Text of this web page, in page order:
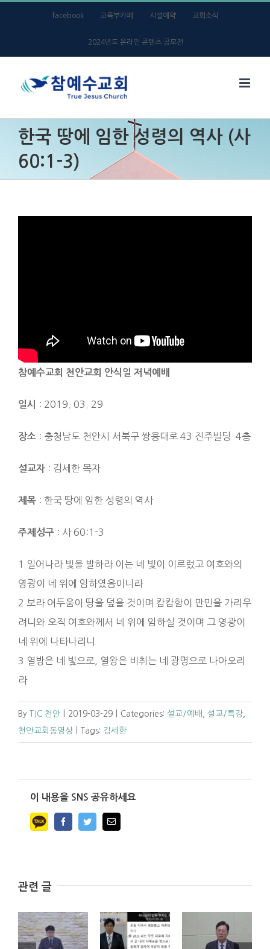
facebook 교육부카페 시설예약 교회소식
2024년도 온라인 콘텐츠 공모전
한국 땅에 임한 성령의 역사 (사
60:1-3)
참예수교회 천안교회 안식일 저녁예배
일시 : 2019. 03. 29
장소 : 충청남도 천안시 서북구 쌍용대로 43 진주빌딩 4층
설교자 : 김세한 목자
제목 : 한국 땅에 임한 성령의 역사
주제성구 : 사 60:1-3
1 일어나라 빛을 발하라 이는 네 빛이 이르렀고 여호와의
영광이 네 위에 임하였음이니라
2 보라 어두움이 땅을 덮을 것이며 캄캄함이 만민을 가리우
려니와 오직 여호와께서 네 위에 임하실 것이며 그 영광이
네 위에 나타나리니
3 열방은 네 빛으로, 열왕은 비취는 네 광명으로 나아오리
라
By TJC 천안 2019-03-29 Categories: 설교/예배 설교/특강
천안교회동영상
Tags: 김세한
이 내용을 SNS 공유하세요
FacebookTwitterEmail
관련 글